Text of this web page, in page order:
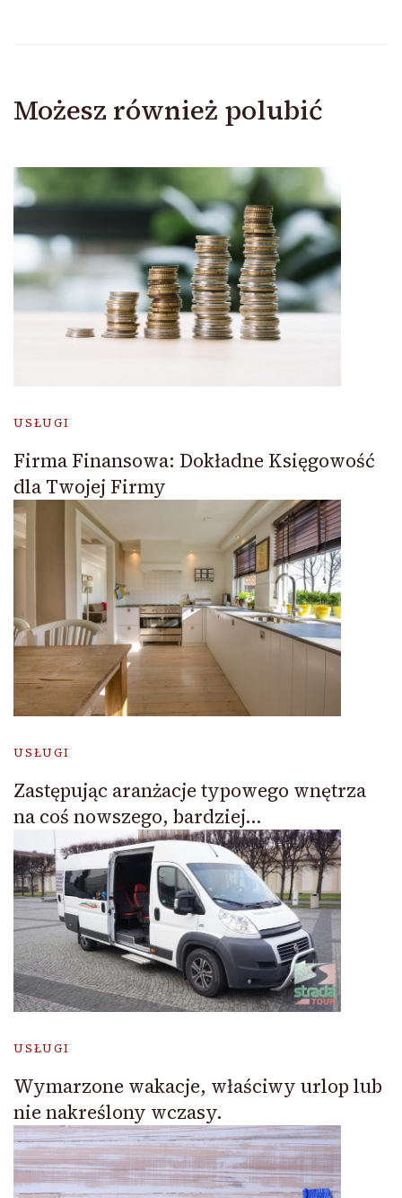
Możesz również polubić
USŁUGI
Firma Finansowa: Dokładne Księgowość
dla Twojej Firmy
USŁUGI
Zastępując aranżacje typowego wnętrza
na coś nowszego, bardziej…
USŁUGI
Wymarzone wakacje, właściwy urlop lub
nie nakreślony wczasy.